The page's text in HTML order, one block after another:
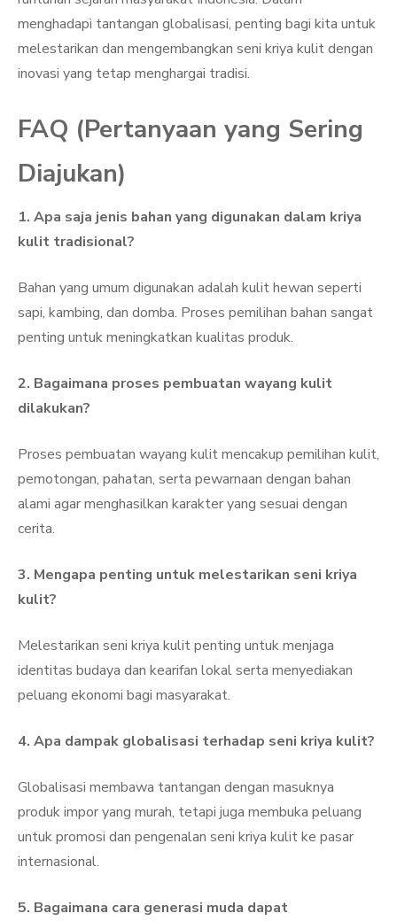
menghadapi tantangan globalisasi, penting bagi kita untuk
melestarikan dan mengembangkan seni kriya kulit dengan
inovasi yang tetap menghargai tradisi.
FAQ (Pertanyaan yang Sering
Diajukan)
1. Apa saja jenis bahan yang digunakan dalam kriya
kulit tradisional?
Bahan yang umum digunakan adalah kulit hewan seperti
sapi, kambing, dan domba. Proses pemilihan bahan sangat
penting untuk meningkatkan kualitas produk.
2. Bagaimana proses pembuatan wayang kulit
dilakukan?
Proses pembuatan wayang kulit mencakup pemilihan kulit,
pemotongan, pahatan, serta pewarnaan dengan bahan
alami agar menghasilkan karakter yang sesuai dengan
cerita.
3. Mengapa penting untuk melestarikan seni kriya
kulit?
Melestarikan seni kriya kulit penting untuk menjaga
identitas budaya dan kearifan lokal serta menyediakan
peluang ekonomi bagi masyarakat.
4. Apa dampak globalisasi terhadap seni kriya kulit?
Globalisasi membawa tantangan dengan masuknya
produk impor yang murah, tetapi juga membuka peluang
untuk promosi dan pengenalan seni kriya kulit ke pasar
internasional.
5. Bagaimana cara generasi muda dapat